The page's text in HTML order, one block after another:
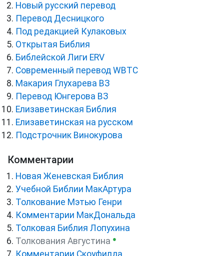
Новый русский перевод
Перевод Десницкого
Под редакцией Кулаковых
Открытая Библия
Библейской Лиги ERV
Cовременный перевод WBTC
Макария Глухарева ВЗ
Перевод Юнгерова ВЗ
Елизаветинская Библия
Елизаветинская на русском
Подстрочник Винокурова
Комментарии
Новая Женевская Библия
Учебной Библии МакАртура
Толкование Мэтью Генри
Комментарии МакДональда
Толковая Библия Лопухина
Толкования Августина ●